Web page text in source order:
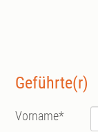
Geführte(r)
Vorname*